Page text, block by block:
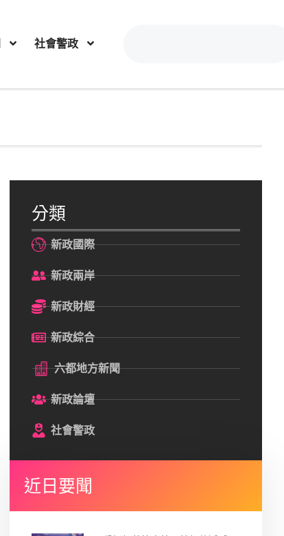
社會警政
分類
新政國際
新政兩岸
新政財經
新政綜合
六都地方新聞
新政論壇
社會警政
近日要聞